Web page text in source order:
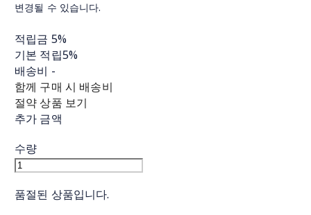
변경될 수 있습니다.
적립금 5%
기본 적립5%
배송비 -
함께 구매 시 배송비
절약 상품 보기
추가 금액
수량
품절된 상품입니다.